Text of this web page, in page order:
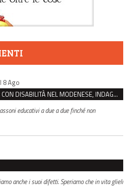
8 Ago
BULLISMO SU STUDENTE CON DISABILITÀ NEL MODENESE, INDAGATI DUE RAGAZZI DI 16 ANNI
educativi a due a due finché non
anche i suoi difetti. Speriamo che in vita glieli